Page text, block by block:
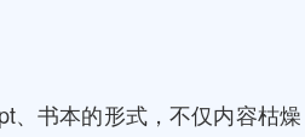
、书本的形式，不仅内容枯